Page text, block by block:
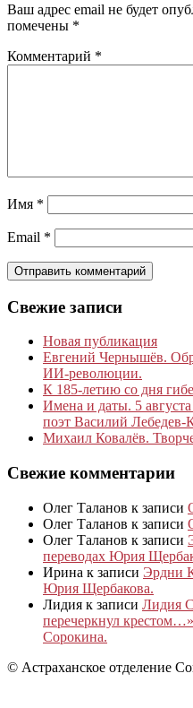
Ваш адрес email не будет
помечены *
Комментарий *
Имя *
Email *
Свежие записи
Новая публикация
Евгений Чернышёв.
ИИ-революции.
К 185‑летию со дня
Имена и даты. 5
поэт Василий Лебедев-
Михаил Ковалёв.
Свежие комментарии
Олег Таланов к записи
Олег Таланов к записи
Олег Таланов к записи
переводах Юрия
Ирина к записи Эрдни
Юрия Щербакова.
Лидия к записи Лидия
перечеркнул
Сорокина.
© Астраханское отделение